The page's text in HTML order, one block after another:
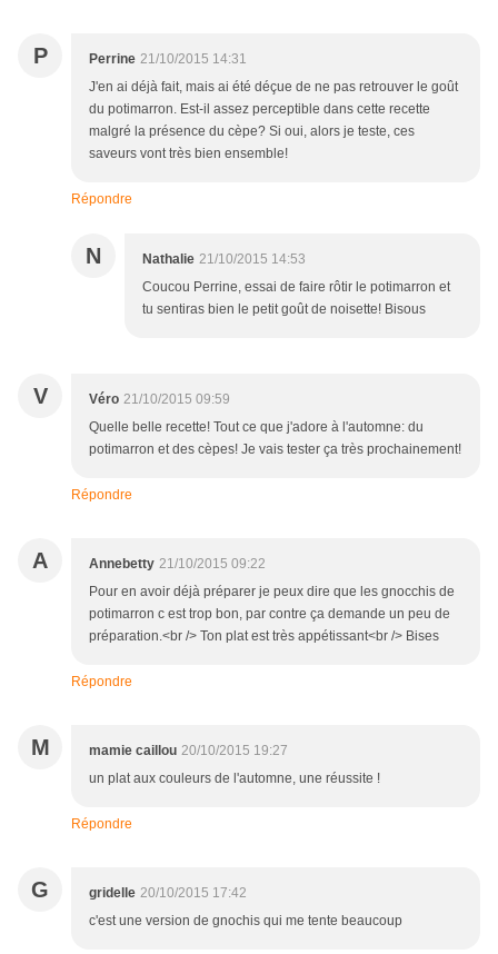
P Perrine 21/10/2015 14:31
J'en ai déjà fait, mais ai été déçue de ne pas retrouver le goût
du potimarron. Est-il assez perceptible dans cette recette
malgré la présence du cèpe? Si oui, alors je teste, ces
saveurs vont très bien ensemble!
Répondre
N Nathalie 21/10/2015 14:53
Coucou Perrine, essai de faire rôtir le potimarron et
tu sentiras bien le petit goût de noisette! Bisous
V Véro 21/10/2015 09:59
Quelle belle recette! Tout ce que j'adore à l'automne: du
potimarron et des cèpes! Je vais tester ça très prochainement!
Répondre
A Annebetty 21/10/2015 09:22
Pour en avoir déjà préparer je peux dire que les gnocchis de
potimarron c est trop bon, par contre ça demande un peu de
préparation.<br /> Ton plat est très appétissant<br /> Bises
Répondre
M mamie caillou 20/10/2015 19:27
un plat aux couleurs de l'automne, une réussite !
Répondre
G gridelle 20/10/2015 17:42
c'est une version de gnochis qui me tente beaucoup